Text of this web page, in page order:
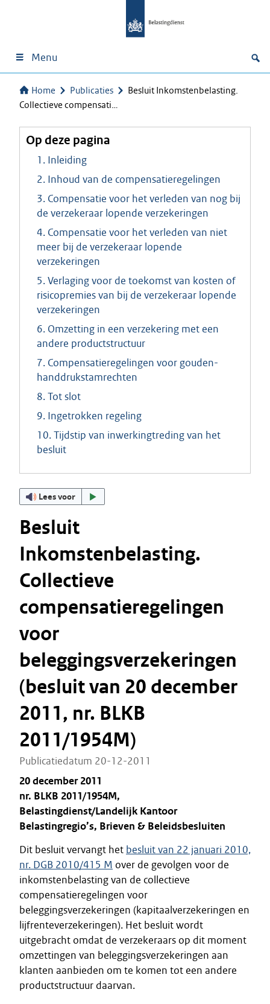
Menu
Home Publicaties
Besluit Inkomstenbelasting.
Collectieve compensati…
Op deze pagina
1. Inleiding
2. Inhoud van de compensatieregelingen
3. Compensatie voor het verleden van nog bij
de verzekeraar lopende verzekeringen
4. Compensatie voor het verleden van niet
meer bij de verzekeraar lopende
verzekeringen
5. Verlaging voor de toekomst van kosten of
risicopremies van bij de verzekeraar lopende
verzekeringen
6. Omzetting in een verzekering met een
andere productstructuur
7. Compensatieregelingen voor gouden-
handdrukstamrechten
8. Tot slot
9. Ingetrokken regeling
10. Tijdstip van inwerkingtreding van het
besluit
Lees voor
Besluit
Inkomstenbelasting.
Collectieve
compensatieregelingen
voor
beleggingsverzekeringen
(besluit van 20 december
2011, nr. BLKB
2011/1954M)
Publicatiedatum 20-12-2011
20 december 2011
nr. BLKB 2011/1954M,
Belastingdienst/Landelijk Kantoor
Belastingregio’s, Brieven & Beleidsbesluiten
Dit besluit vervangt het besluit van 22 januari 2010,
nr. DGB 2010/415 M over de gevolgen voor de
inkomstenbelasting van de collectieve
compensatieregelingen voor
beleggingsverzekeringen (kapitaalverzekeringen en
lijfrenteverzekeringen). Het besluit wordt
uitgebracht omdat de verzekeraars op dit moment
omzettingen van beleggingsverzekeringen aan
klanten aanbieden om te komen tot een andere
productstructuur daarvan.